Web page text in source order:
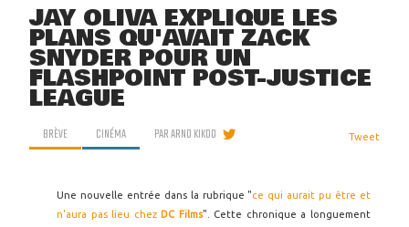
JAY OLIVA EXPLIQUE LES
PLANS QU'AVAIT ZACK
SNYDER POUR UN
FLASHPOINT POST-JUSTICE
LEAGUE
BRÈVE CINÉMA PARARNO KIKOO Tweet
Une nouvelle entrée dans la rubrique "ce qui aurait pu être et
n'aura pas lieu chezDC Films". Cette chronique a longuement